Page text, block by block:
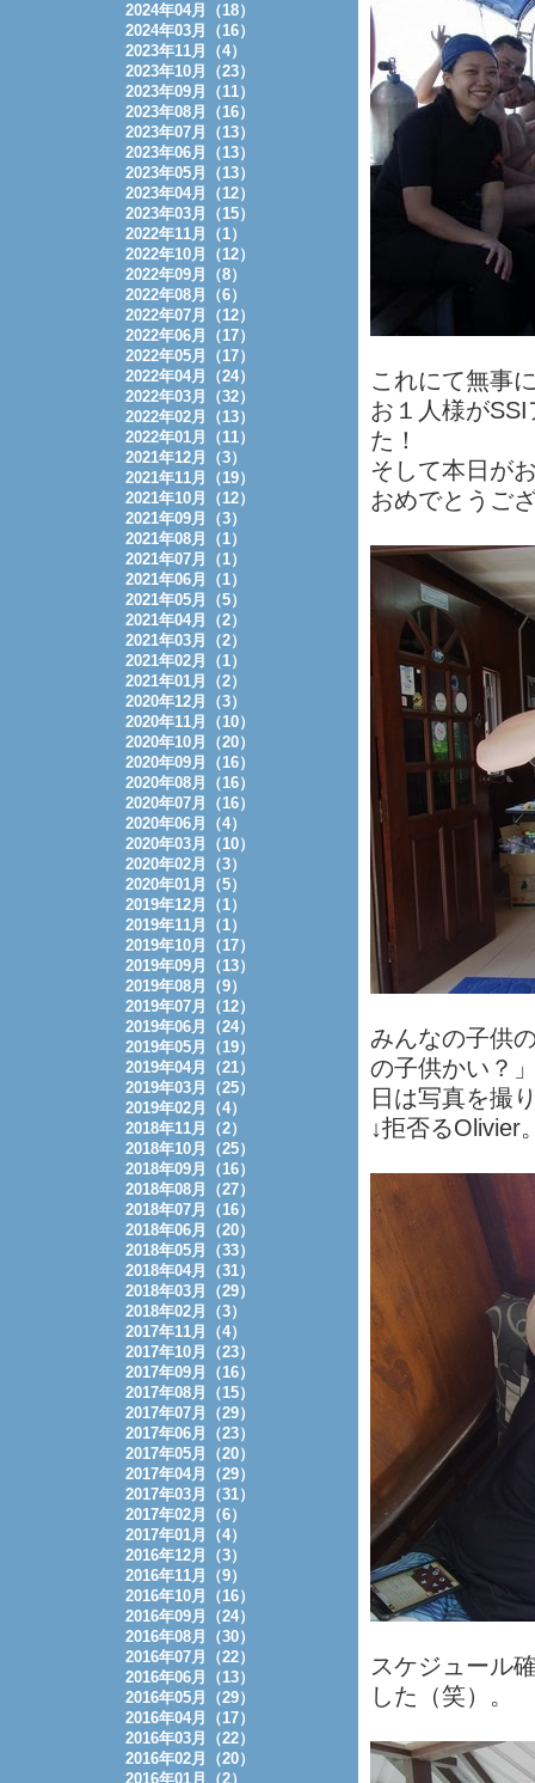
これにて無事
お１人様が
た！
そして本日が
おめでとうご
みんなの子供
の子供かい？
日は写真を撮
↓拒否るOlivier
スケジュール
した（笑）。
2024年04月（18）
2024年03月（16）
2023年11月（4）
2023年10月（23）
2023年09月（11）
2023年08月（16）
2023年07月（13）
2023年06月（13）
2023年05月（13）
2023年04月（12）
2023年03月（15）
2022年11月（1）
2022年10月（12）
2022年09月（8）
2022年08月（6）
2022年07月（12）
2022年06月（17）
2022年05月（17）
2022年04月（24）
2022年03月（32）
2022年02月（13）
2022年01月（11）
2021年12月（3）
2021年11月（19）
2021年10月（12）
2021年09月（3）
2021年08月（1）
2021年07月（1）
2021年06月（1）
2021年05月（5）
2021年04月（2）
2021年03月（2）
2021年02月（1）
2021年01月（2）
2020年12月（3）
2020年11月（10）
2020年10月（20）
2020年09月（16）
2020年08月（16）
2020年07月（16）
2020年06月（4）
2020年03月（10）
2020年02月（3）
2020年01月（5）
2019年12月（1）
2019年11月（1）
2019年10月（17）
2019年09月（13）
2019年08月（9）
2019年07月（12）
2019年06月（24）
2019年05月（19）
2019年04月（21）
2019年03月（25）
2019年02月（4）
2018年11月（2）
2018年10月（25）
2018年09月（16）
2018年08月（27）
2018年07月（16）
2018年06月（20）
2018年05月（33）
2018年04月（31）
2018年03月（29）
2018年02月（3）
2017年11月（4）
2017年10月（23）
2017年09月（16）
2017年08月（15）
2017年07月（29）
2017年06月（23）
2017年05月（20）
2017年04月（29）
2017年03月（31）
2017年02月（6）
2017年01月（4）
2016年12月（3）
2016年11月（9）
2016年10月（16）
2016年09月（24）
2016年08月（30）
2016年07月（22）
2016年06月（13）
2016年05月（29）
2016年04月（17）
2016年03月（22）
2016年02月（20）
2016年01月（2）